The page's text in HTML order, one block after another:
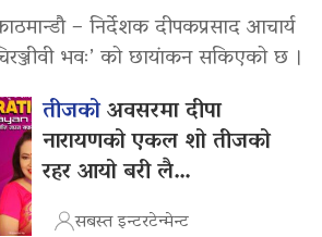
– निर्देशक दीपकप्रसाद आचार्य
भवः’ को छायांकन सकिएको छ ।
तीजकोअवसरमा दीपा
नारायणको एकल शो तीजको
रहर आयो बरी लै…
सबस्त इन्टरटेन्मेन्ट